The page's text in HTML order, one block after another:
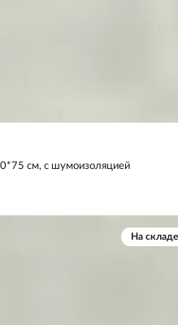
см, с шумоизоляцией
На складе